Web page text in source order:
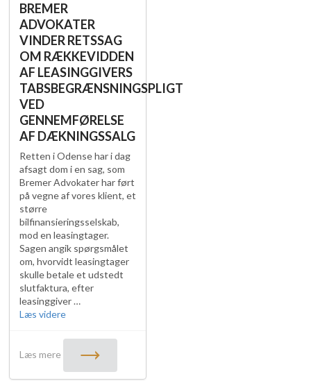
BREMER
ADVOKATER
VINDER RETSSAG
OM RÆKKEVIDDEN
AF LEASINGGIVERS
TABSBEGRÆNSNINGSPLIGT
VED
GENNEMFØRELSE
AF DÆKNINGSSALG
Retten i Odense har i dag
afsagt dom i en sag, som
Bremer Advokater har ført
på vegne af vores klient, et
større
bilfinansieringsselskab,
mod en leasingtager.
Sagen angik spørgsmålet
om, hvorvidt leasingtager
skulle betale et udstedt
slutfaktura, efter
leasinggiver …
Læs videre"BREMER
VINDER
RETSSAG
RÆKKEVIDDEN
Læs mere